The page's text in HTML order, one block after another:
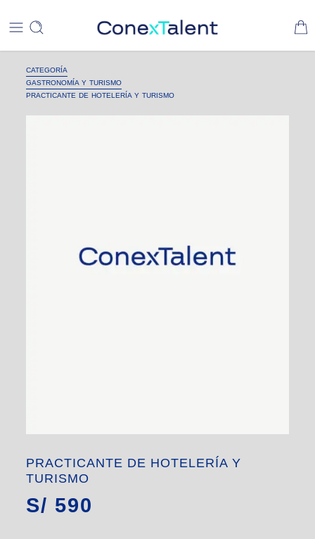
CATEGORÍA
GASTRONOMÍA Y TURISMO
PRACTICANTE DE HOTELERÍA Y TURISMO
PRACTICANTE DE HOTELERÍA Y
TURISMO
S/ 590